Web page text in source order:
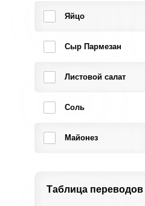
Яйцо
Сыр Пармезан
Листовой салат
Соль
Майонез
Таблица переводов